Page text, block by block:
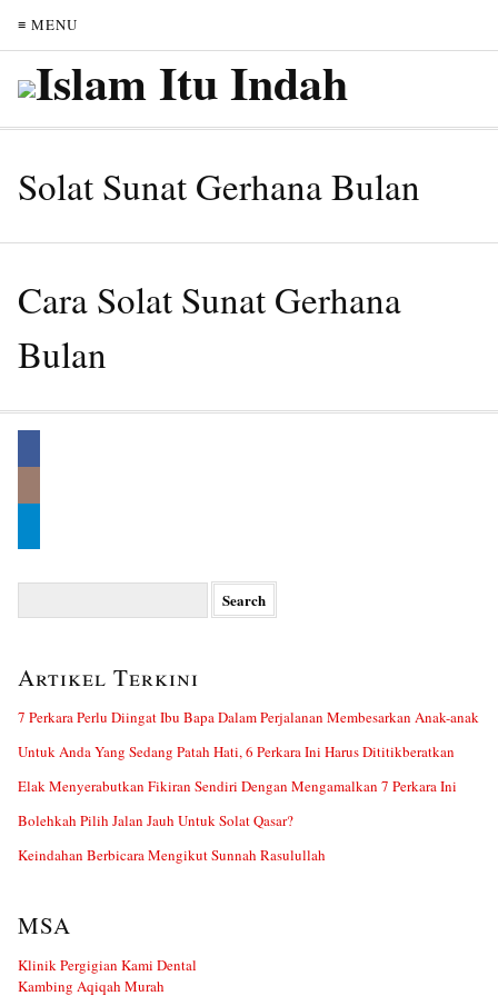
≡ MENU
Solat Sunat Gerhana Bulan
Cara Solat Sunat Gerhana
Bulan
Artikel Terkini
7 Perkara Perlu Diingat Ibu Bapa Dalam Perjalanan Membesarkan Anak-anak
Untuk Anda Yang Sedang Patah Hati, 6 Perkara Ini Harus Dititikberatkan
Elak Menyerabutkan Fikiran Sendiri Dengan Mengamalkan 7 Perkara Ini
Bolehkah Pilih Jalan Jauh Untuk Solat Qasar?
Keindahan Berbicara Mengikut Sunnah Rasulullah
MSA
Klinik Pergigian Kami Dental
Kambing Aqiqah Murah